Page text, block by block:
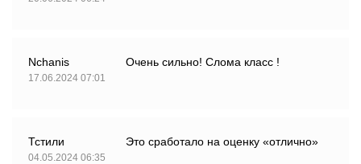
Nchanis
17.06.2024 07:01
Очень сильно! Слома класс !
Тстили
04.05.2024 06:35
Это сработало на оценку «отлично»